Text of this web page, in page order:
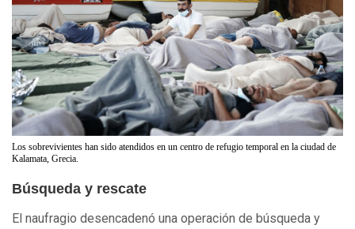
Los sobrevivientes han sido atendidos en un centro de refugio temporal en la ciudad de
Kalamata, Grecia.
Búsqueda y rescate
El naufragio desencadenó una operación de búsqueda y